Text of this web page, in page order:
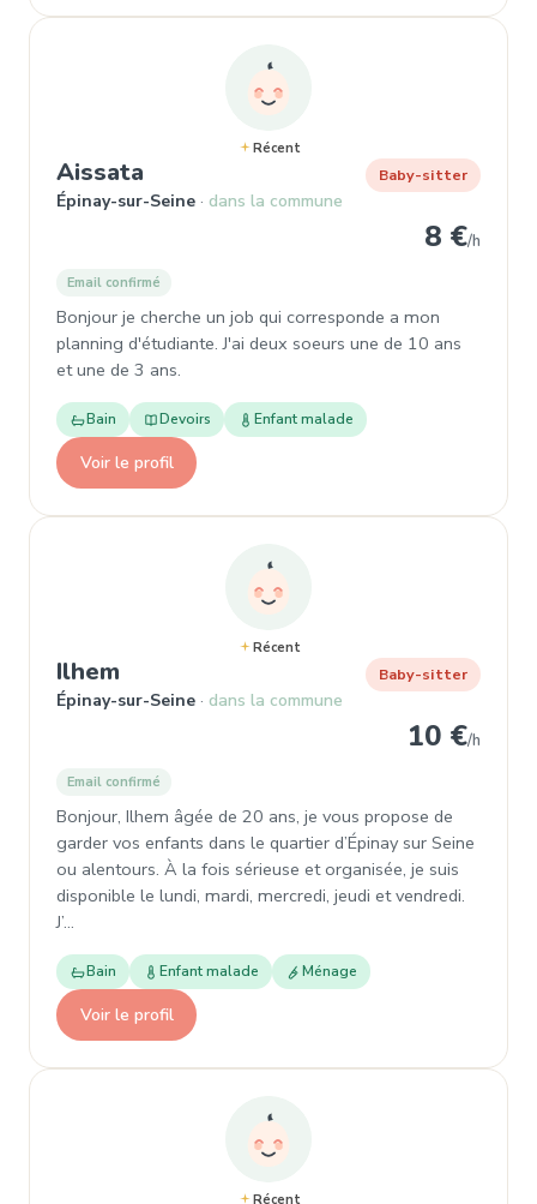
Récent
Aissata , Baby-sitter à Épinay-sur-Seine
Épinay-sur-Seine dans la commune
Baby-sitter
8 €/h
Email confirmé
Bonjour je cherche un job qui corresponde a mon
planning d'étudiante. J'ai deux soeurs une de 10 ans
et une de 3 ans.
Bain Devoirs Enfant malade
Voir le profil
Récent
Ilhem , Baby-sitter à Épinay-sur-Seine
Épinay-sur-Seine dans la commune
Baby-sitter
10 €/h
Email confirmé
Bonjour, Ilhem âgée de 20 ans, je vous propose de
garder vos enfants dans le quartier d’Épinay sur Seine
ou alentours. À la fois sérieuse et organisée, je suis
disponible le lundi, mardi, mercredi, jeudi et vendredi.
J’…
Bain Enfant malade Ménage
Voir le profil
Récent